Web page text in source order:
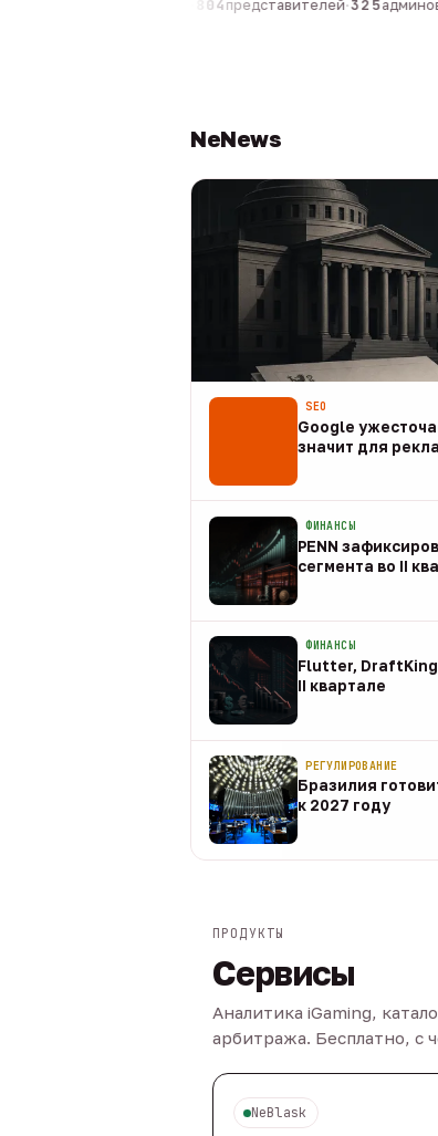
804представителей·325админов
NeNews
SEO
Google
значит для
ФИНАНСЫ
PENN
сегмента во II
ФИНАНСЫ
Flutter,
II квартале
РЕГУЛИРОВАНИЕ
Бразилия
к 2027 году
ПРОДУКТЫ
Сервисы
Аналитика iGaming,
арбитража. Бесплатно, с
NeBlask